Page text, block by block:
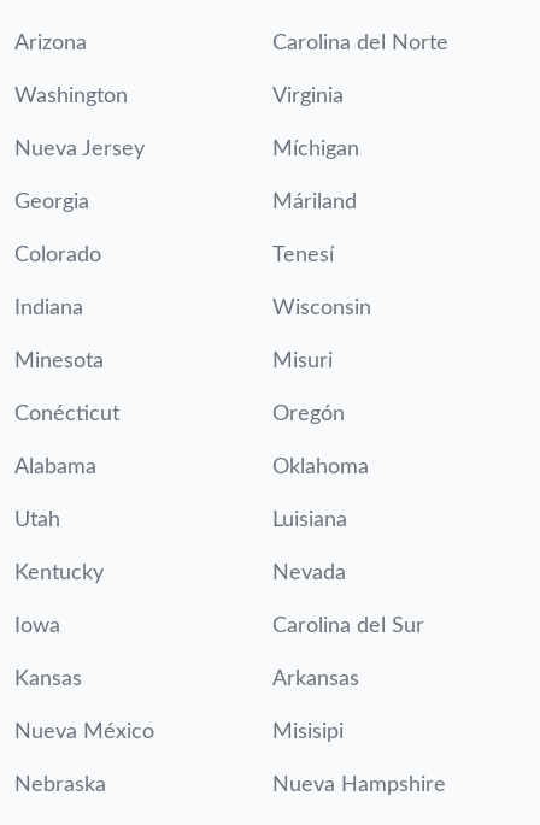
Arizona Carolina del Norte
Washington Virginia
Nueva Jersey Míchigan
Georgia Máriland
Colorado Tenesí
Indiana Wisconsin
Minesota Misuri
Conécticut Oregón
Alabama Oklahoma
Utah Luisiana
Kentucky Nevada
Iowa Carolina del Sur
Kansas Arkansas
Nueva México Misisipi
Nebraska Nueva Hampshire